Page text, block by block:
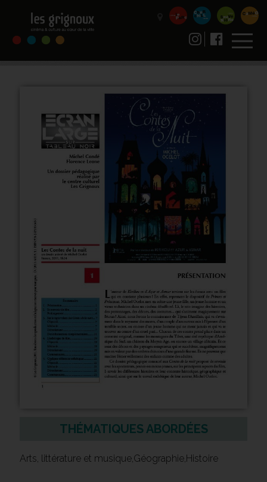
THÉMATIQUES ABORDÉES
Arts, littérature et musique,Géographie,Histoire